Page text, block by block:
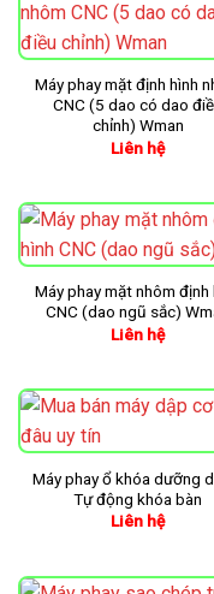
Máy phay mặt định hình
CNC (5 dao có dao
chỉnh) Wman
Liên hệ
Máy phay mặt nhôm định
CNC (dao ngũ sắc)
Liên hệ
Máy phay ổ khóa dưỡng
Tự động khóa bàn
Liên hệ